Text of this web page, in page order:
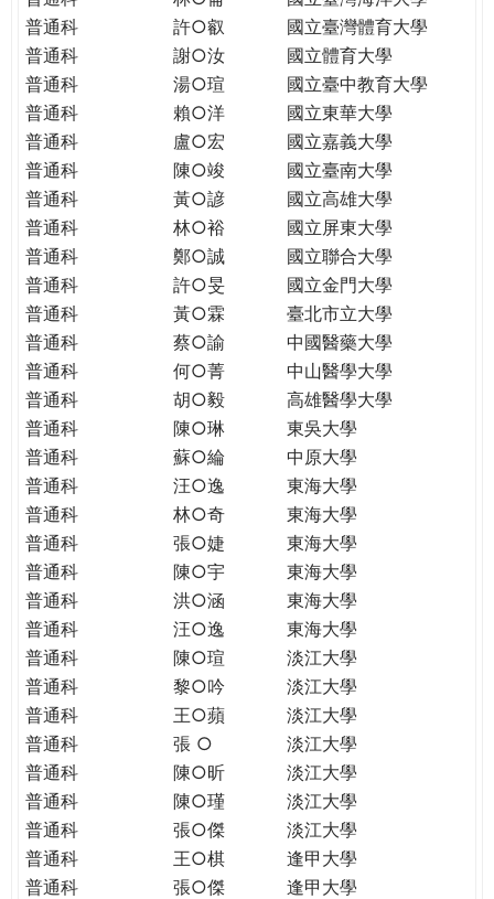
民。
WAGOR
TODAY
THE
WORLD
TOMORROW
PUTTING
YOU
THE
PATH
GLOBAL
CITIZENSHIP
普通科
許○叡
國立臺灣體育大學
普通科
謝○汝
國立體育大學
普通科
湯○瑄
國立臺中教育大學
普通科
賴○洋
國立東華大學
普通科
盧○宏
國立嘉義大學
普通科
陳○竣
國立臺南大學
普通科
黃○諺
國立高雄大學
普通科
林○裕
國立屏東大學
普通科
鄭○誠
國立聯合大學
普通科
許○旻
國立金門大學
普通科
黃○霖
臺北市立大學
普通科
蔡○諭
中國醫藥大學
普通科
何○菁
中山醫學大學
普通科
胡○毅
高雄醫學大學
普通科
陳○琳
東吳大學
普通科
蘇○綸
中原大學
普通科
汪○逸
東海大學
普通科
林○奇
東海大學
普通科
張○婕
東海大學
普通科
陳○宇
東海大學
普通科
洪○涵
東海大學
普通科
汪○逸
東海大學
普通科
陳○瑄
淡江大學
普通科
黎○吟
淡江大學
普通科
王○蘋
淡江大學
普通科
張 ○
淡江大學
普通科
陳○昕
淡江大學
普通科
陳○瑾
淡江大學
普通科
張○傑
淡江大學
普通科
王○棋
逢甲大學
普通科
張○傑
逢甲大學